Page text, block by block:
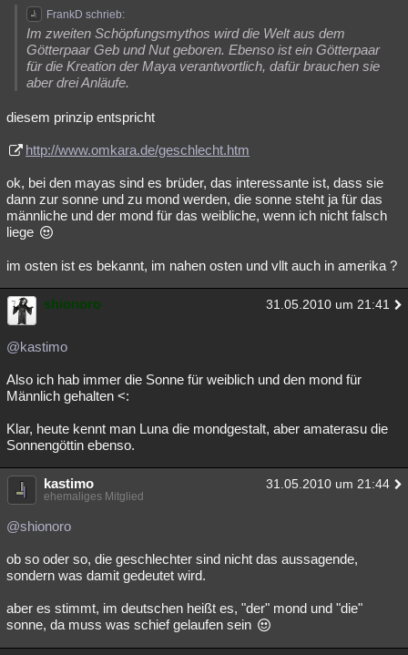
FrankD schrieb:
Im zweiten Schöpfungsmythos wird die Welt aus dem
Götterpaar Geb und Nut geboren. Ebenso ist ein Götterpaar
für die Kreation der Maya verantwortlich, dafür brauchen sie
aber drei Anläufe.
diesem prinzip entspricht
http://www.omkara.de/geschlecht.htm
ok, bei den mayas sind es brüder, das interessante ist, dass sie
dann zur sonne und zu mond werden, die sonne steht ja für das
männliche und der mond für das weibliche, wenn ich nicht falsch
liege
im osten ist es bekannt, im nahen osten und vllt auch in amerika ?
shionoro 31.05.2010 um 21:41
@kastimo
Also ich hab immer die Sonne für weiblich und den mond für
Männlich gehalten <:
Klar, heute kennt man Luna die mondgestalt, aber amaterasu die
Sonnengöttin ebenso.
kastimo 31.05.2010 um 21:44
ehemaliges Mitglied
@shionoro
ob so oder so, die geschlechter sind nicht das aussagende,
sondern was damit gedeutet wird.
aber es stimmt, im deutschen heißt es, "der" mond und "die"
sonne, da muss was schief gelaufen sein